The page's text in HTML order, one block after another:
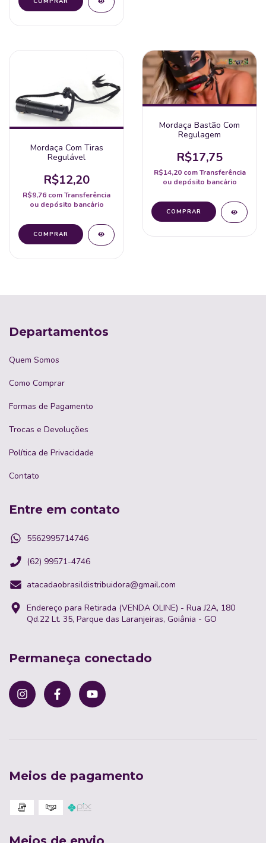
Mordaça Com Tiras
Regulável
R$12,20
R$9,76 comTransferência
ou depósito bancário
Mordaça Bastão Com
Regulagem
R$17,75
R$14,20 com Transferência
ou depósito bancário
Departamentos
Quem Somos
Como Comprar
Formas de Pagamento
Trocas e Devoluções
Política de Privacidade
Contato
Entre em contato
5562995714746
(62) 99571-4746
atacadaobrasildistribuidora@gmail.com
Endereço para Retirada (VENDA OLINE) - Rua J2A, 180
Qd.22 Lt. 35, Parque das Laranjeiras, Goiânia - GO
Permaneça conectado
Meios de pagamento